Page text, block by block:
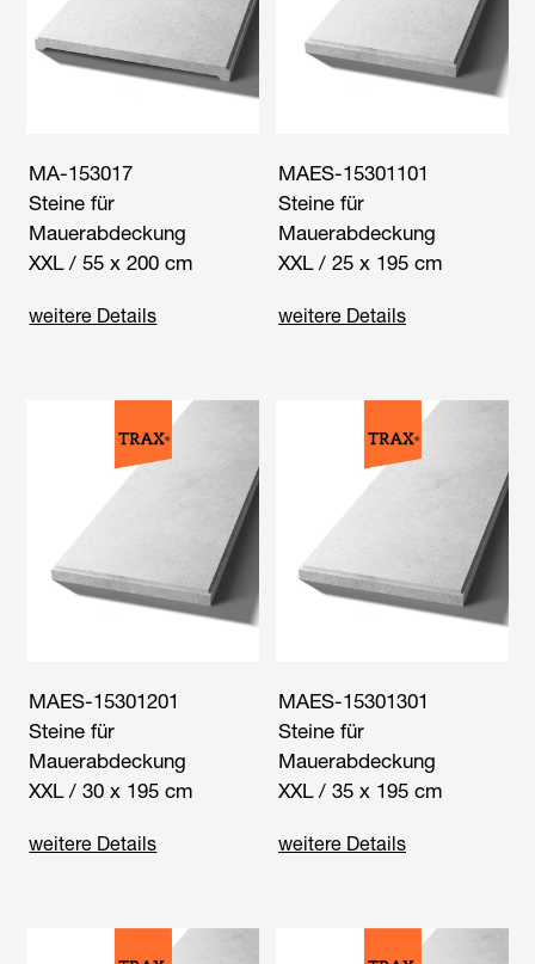
MA-153017
Steine für
Mauerabdeckung
XXL / 55 x 200 cm
weitere Details
MAES-15301101
Steine für
Mauerabdeckung
XXL / 25 x 195 cm
weitere Details
MAES-15301201
Steine für
Mauerabdeckung
XXL / 30 x 195 cm
weitere Details
MAES-15301301
Steine für
Mauerabdeckung
XXL / 35 x 195 cm
weitere Details